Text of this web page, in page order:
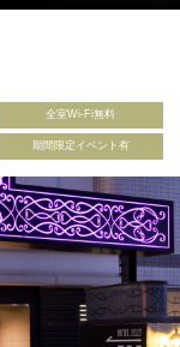
全室Wi-Fi無料
期間限定イベント有